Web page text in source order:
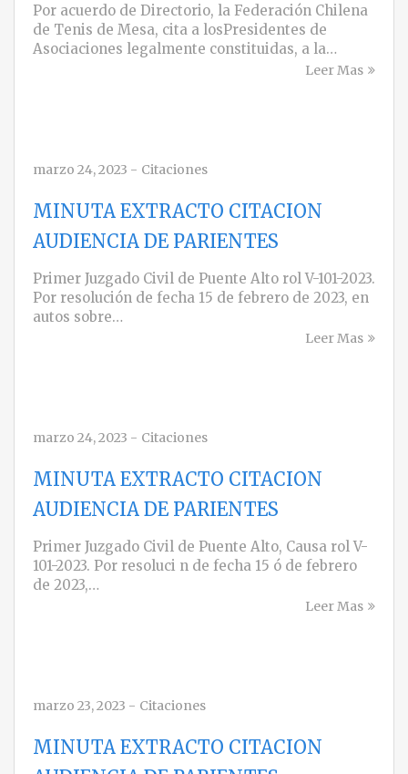
Por acuerdo de Directorio, la Federación Chilena
de Tenis de Mesa, cita a losPresidentes de
Asociaciones legalmente constituidas, a la…
Leer Mas
marzo 24, 2023 - Citaciones
MINUTA EXTRACTO CITACION
AUDIENCIA DE PARIENTES
Primer Juzgado Civil de Puente Alto rol V-101-2023.
Por resolución de fecha 15 de febrero de 2023, en
autos sobre…
Leer Mas
marzo 24, 2023 - Citaciones
MINUTA EXTRACTO CITACION
AUDIENCIA DE PARIENTES
Primer Juzgado Civil de Puente Alto, Causa rol V-
101-2023. Por resoluci n de fecha 15 ó de febrero
de 2023,…
Leer Mas
marzo 23, 2023 - Citaciones
MINUTA EXTRACTO CITACION